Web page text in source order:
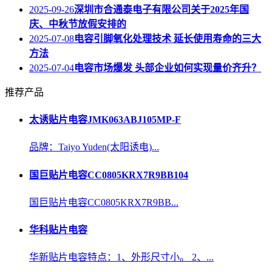
2025-09-26深圳市合通泰电子有限公司关于2025年国
庆、中秋节放假安排的
2025-07-08电容引脚氧化处理技术 延长使用寿命的三大
方法
2025-07-04电容市场爆发 头部企业如何实现量价齐升？
推荐产品
太诱贴片电容JMK063ABJ105MP-F
品牌：Taiyo Yuden(太阳诱电)...
国巨贴片电容CC0805KRX7R9BB104
国巨贴片电容CC0805KRX7R9BB...
华科贴片电容
华新贴片电容特点：1、外形尺寸小。 2、...